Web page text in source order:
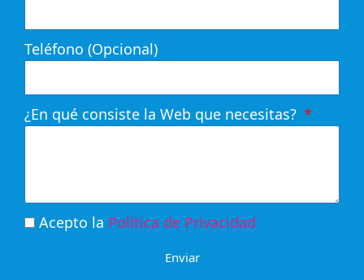
Teléfono (Opcional)
¿En qué consiste la Web que necesitas?
Acepto la Política de Privacidad
Enviar